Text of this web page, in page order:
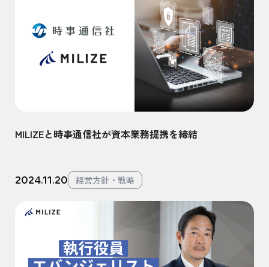
MILIZEと時事通信社が資本業務提携を締結
2024.11.20 経営方針・戦略